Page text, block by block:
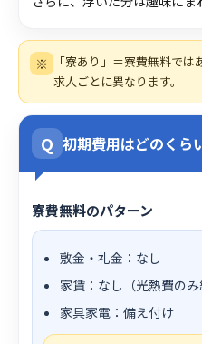
※
「寮あり」＝寮費無料で
求人ごとに異なります。
Q 初期費用はどのくら
寮費無料のパターン
敷金・礼金：なし
家賃：なし（光熱費のみ
家具家電：備え付け